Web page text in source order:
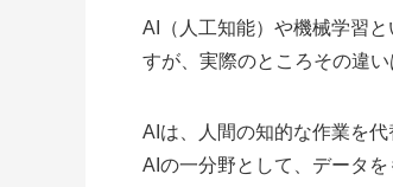
AI（人工知能）や機械学習
すが、実際のところその違い
AIは、人間の知的な作業を
AIの一分野として、データ